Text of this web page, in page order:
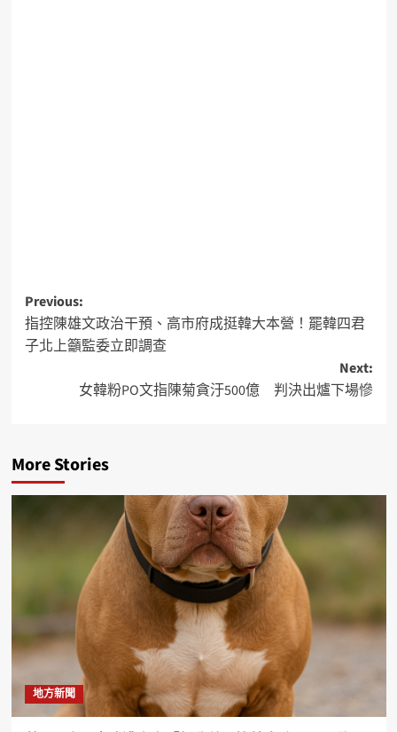
Previous:
指控陳雄文政治干預、高市府成挺韓大本營！罷韓四君
子北上籲監委立即調查
Next:
女韓粉PO文指陳菊貪汙500億 判決出爐下場慘
More Stories
地方新聞